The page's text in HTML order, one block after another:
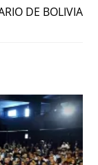
DE BOLIVIA